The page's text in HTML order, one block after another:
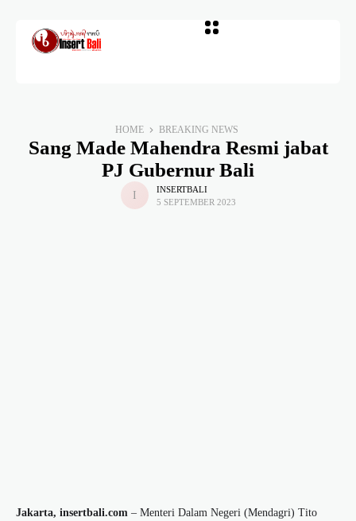
HOME BREAKING NEWS
Sang Made Mahendra Resmi jabat
PJ Gubernur Bali
INSERTBALI
5 SEPTEMBER 2023
Jakarta, insertbali.com – Menteri Dalam Negeri (Mendagri) Tito